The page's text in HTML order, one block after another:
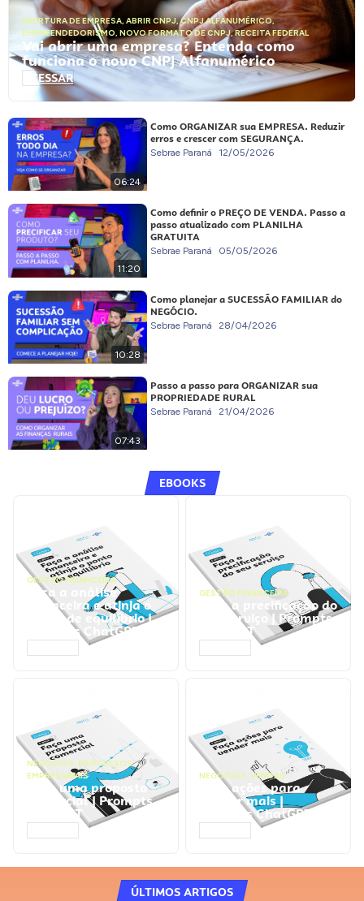
ABERTURA DE EMPRESA, ABRIR CNPJ,CNPJ ALFANUMÉRICO,
EMPREENDEDORISMO, NOVO FORMATO DE CNPJ,RECEITA FEDERAL
Vai abrir uma empresa? Entenda como
funciona o novo CNPJ Alfanumérico
ACESSAR
06:24
Como ORGANIZAR sua EMPRESA. Reduzir
erros e crescer com SEGURANÇA.
Sebrae Paraná 12/05/2026
11:20
Como definir o PREÇO DE VENDA. Passo a
passo atualizado com PLANILHA
GRATUITA
Sebrae Paraná 05/05/2026
10:28
Como planejar a SUCESSÃO FAMILIAR do
NEGÓCIO.
Sebrae Paraná 28/04/2026
07:43
Passo a passo para ORGANIZAR sua
PROPRIEDADE RURAL
Sebrae Paraná 21/04/2026
EBOOKS
GESTÃO FINANCEIRA
Faça a análise
financeira e atinja o
ponto de equilíbrio |
Prompts ChatGPT
GESTÃO FINANCEIRA
Faça a precificação do
seu serviço | Prompts
ChatGPT
NEGÓCIOS, PROCESSOS
EMPRESARIAIS
Faça uma proposta
comercial | Prompts
ChatGPT
NEGÓCIOS, VENDAS
Faça ações para
vender mais |
Prompts ChatGPT
ÚLTIMOS ARTIGOS